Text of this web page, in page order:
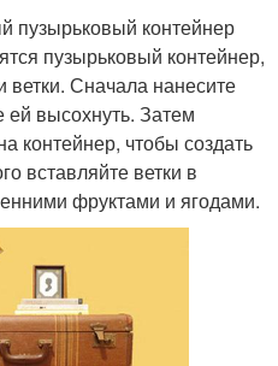
пузырьковый контейнер
пузырьковый контейнер,
ветки. Сначала нанесите
ей высохнуть. Затем
контейнер, чтобы создать
вставляйте ветки в
фруктами и ягодами.